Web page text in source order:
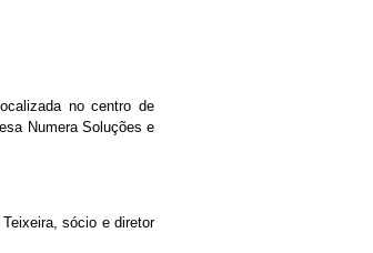
no centro de
Numera Soluções e
sócio e diretor